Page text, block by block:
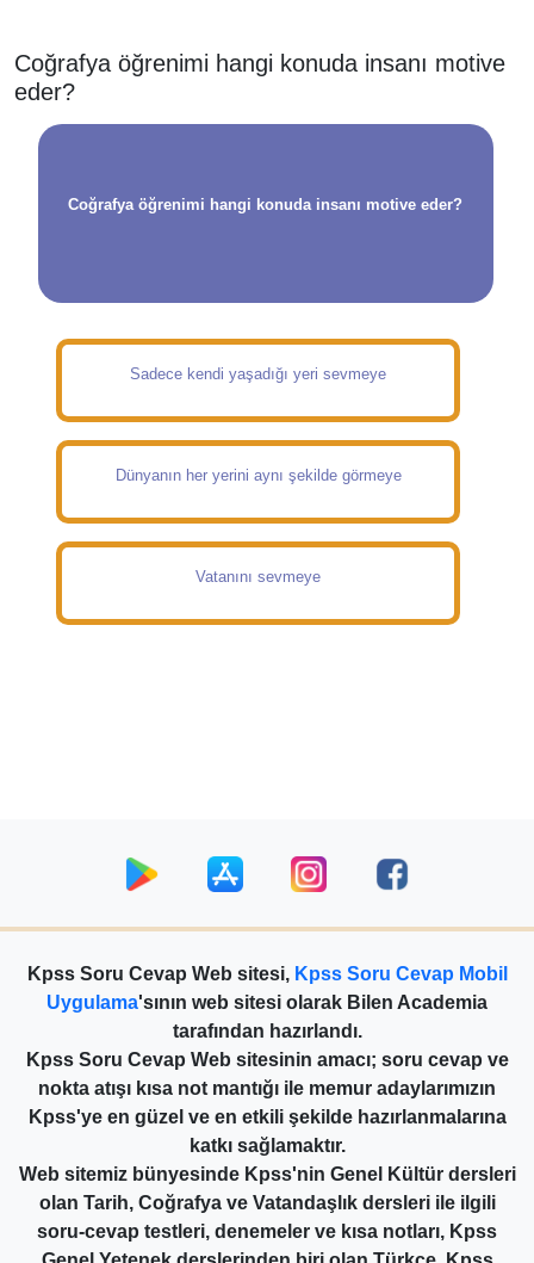
Coğrafya öğrenimi hangi konuda insanı motive
eder?
Coğrafya öğrenimi hangi konuda insanı motive eder?
Sadece kendi yaşadığı yeri sevmeye
Dünyanın her yerini aynı şekilde görmeye
Vatanını sevmeye
Kpss Soru Cevap Web sitesi, Kpss Soru Cevap Mobil
Uygulama'sının web sitesi olarak Bilen Academia
tarafından hazırlandı.
Kpss Soru Cevap Web sitesinin amacı; soru cevap ve
nokta atışı kısa not mantığı ile memur adaylarımızın
Kpss'ye en güzel ve en etkili şekilde hazırlanmalarına
katkı sağlamaktır.
Web sitemiz bünyesinde Kpss'nin Genel Kültür dersleri
olan Tarih, Coğrafya ve Vatandaşlık dersleri ile ilgili
soru-cevap testleri, denemeler ve kısa notları, Kpss